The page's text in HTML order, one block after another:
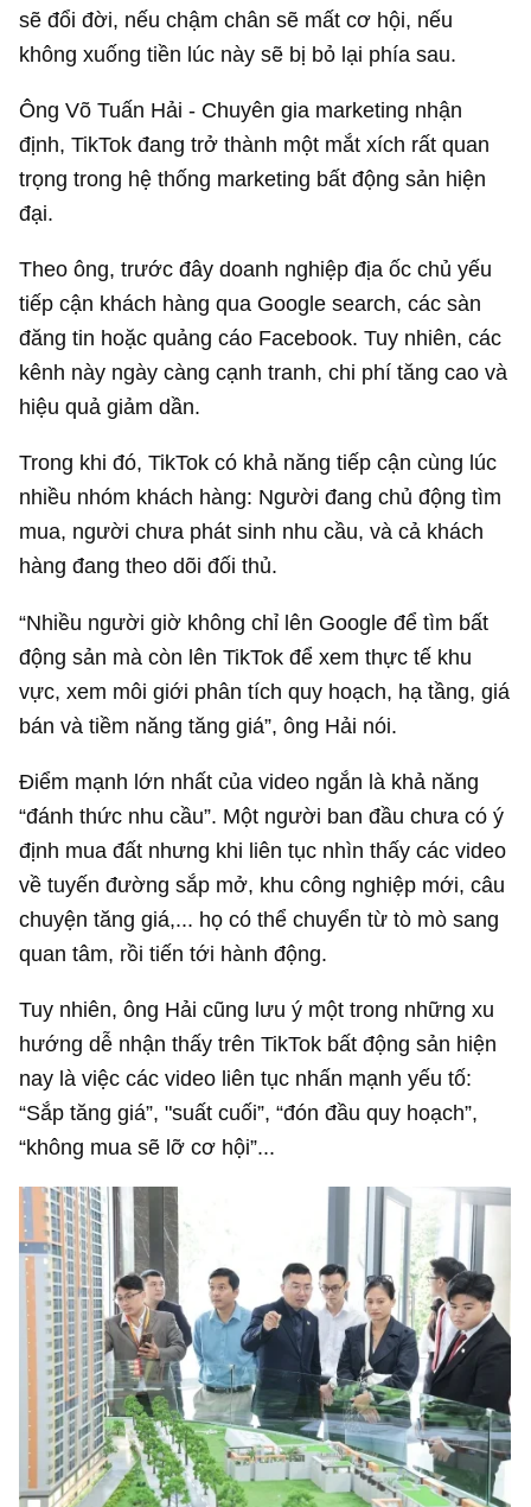
sẽ đổi đời, nếu chậm chân sẽ mất cơ hội, nếu
không xuống tiền lúc này sẽ bị bỏ lại phía sau.
Ông Võ Tuấn Hải - Chuyên gia marketing nhận
định, TikTok đang trở thành một mắt xích rất quan
trọng trong hệ thống marketing bất động sản hiện
đại.
Theo ông, trước đây doanh nghiệp địa ốc chủ yếu
tiếp cận khách hàng qua Google search, các sàn
đăng tin hoặc quảng cáo Facebook. Tuy nhiên, các
kênh này ngày càng cạnh tranh, chi phí tăng cao và
hiệu quả giảm dần.
Trong khi đó, TikTok có khả năng tiếp cận cùng lúc
nhiều nhóm khách hàng: Người đang chủ động tìm
mua, người chưa phát sinh nhu cầu, và cả khách
hàng đang theo dõi đối thủ.
“Nhiều người giờ không chỉ lên Google để tìm bất
động sản mà còn lên TikTok để xem thực tế khu
vực, xem môi giới phân tích quy hoạch, hạ tầng, giá
bán và tiềm năng tăng giá”, ông Hải nói.
Điểm mạnh lớn nhất của video ngắn là khả năng
“đánh thức nhu cầu”. Một người ban đầu chưa có ý
định mua đất nhưng khi liên tục nhìn thấy các video
về tuyến đường sắp mở, khu công nghiệp mới, câu
chuyện tăng giá,... họ có thể chuyển từ tò mò sang
quan tâm, rồi tiến tới hành động.
Tuy nhiên, ông Hải cũng lưu ý một trong những xu
hướng dễ nhận thấy trên TikTok bất động sản hiện
nay là việc các video liên tục nhấn mạnh yếu tố:
“Sắp tăng giá”, "suất cuối”, “đón đầu quy hoạch”,
“không mua sẽ lỡ cơ hội”...